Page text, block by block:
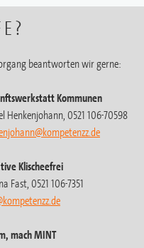
beantworten wir gerne:
Kommunen
Henkenjohann, 0521 106-70598
Klischeefrei
Fast, 0521 106-7351
mach MINT